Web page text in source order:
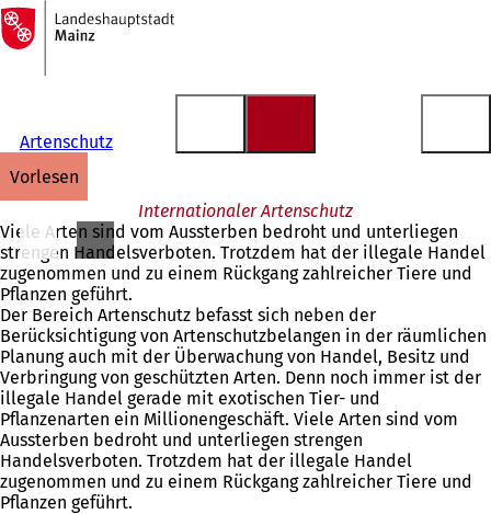
Inhalt anspringen
Zur
Startseite
Artenschutz
vorlesen
Internationaler Artenschutz
Viele Arten sind vom Aussterben bedroht und unterliegen
strengen Handelsverboten. Trotzdem hat der illegale Handel
zugenommen und zu einem Rückgang zahlreicher Tiere und
Pflanzen geführt.
Der Bereich Artenschutz befasst sich neben der
Berücksichtigung von Artenschutzbelangen in der räumlichen
Planung auch mit der Überwachung von Handel, Besitz und
Verbringung von geschützten Arten. Denn noch immer ist der
illegale Handel gerade mit exotischen Tier- und
Pflanzenarten ein Millionengeschäft. Viele Arten sind vom
Aussterben bedroht und unterliegen strengen
Handelsverboten. Trotzdem hat der illegale Handel
zugenommen und zu einem Rückgang zahlreicher Tiere und
Pflanzen geführt.